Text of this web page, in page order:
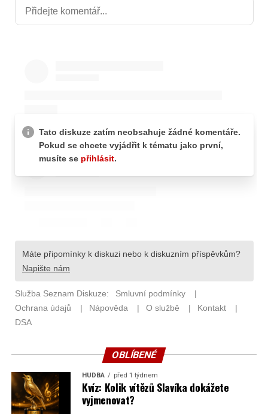
OBLÍBENÉ
HUDBA před 1 týdnem
Kvíz: Kolik vítězů Slavíka dokážete
vyjmenovat?